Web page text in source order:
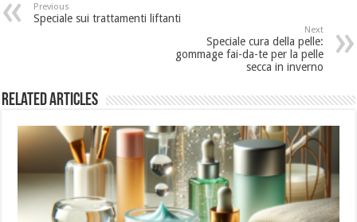
Previous
Speciale sui trattamenti liftanti
Next
Speciale cura della pelle:
gommage fai-da-te per la pelle
secca in inverno
Related Articles